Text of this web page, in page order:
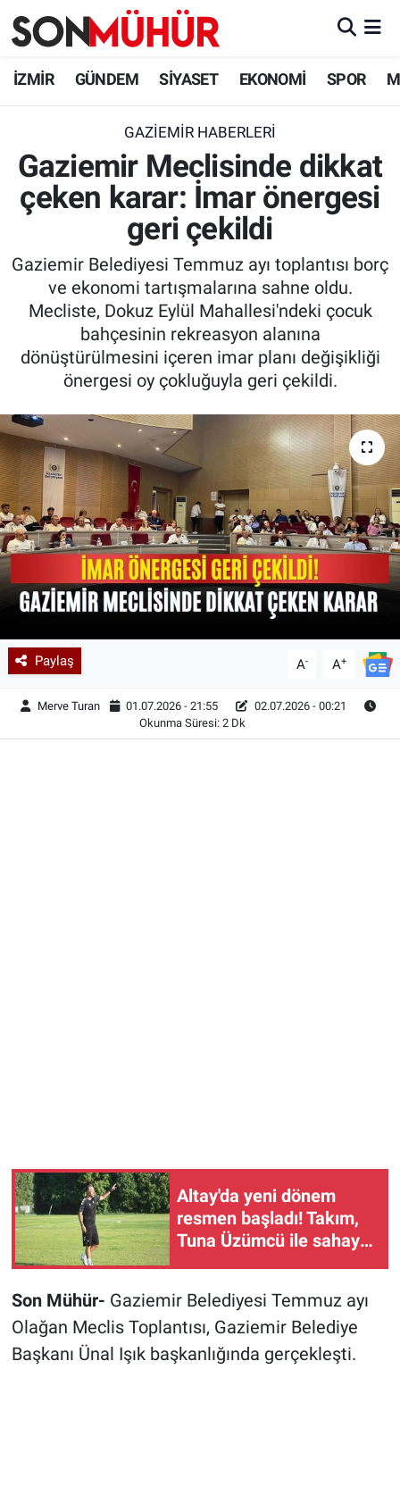
İZMİR GÜNDEM SİYASET EKONOMİ SPOR
GAZIEMIR HABERLERI
Gaziemir Meclisinde dikkat
çeken karar: İmar önergesi
geri çekildi
Gaziemir Belediyesi Temmuz ayı toplantısı borç
ve ekonomi tartışmalarına sahne oldu.
Mecliste, Dokuz Eylül Mahallesi'ndeki çocuk
bahçesinin rekreasyon alanına
dönüştürülmesini içeren imar planı değişikliği
önergesi oy çokluğuyla geri çekildi.
Paylaş A- A+
Merve Turan 01.07.2026 - 21:55
02.07.2026 - 00:21
Okunma Süresi: 2 Dk
Altay'da yeni dönem
resmen başladı! Takım,
Tuna Üzümcü ile sahaya
Son Mühür- Gaziemir Belediyesi Temmuz ayı
Olağan Meclis Toplantısı, Gaziemir Belediye
Başkanı Ünal Işık başkanlığında gerçekleşti.
İzmir Nöbetçi Eczaneler
İzmir Namaz Vakitleri
İzmir Trafik Yoğunluk Haritası
Süper Lig Puan Durumu ve Fikstür
Tüm Manşetler
Son Dakika Haberleri
Haber Arşivi